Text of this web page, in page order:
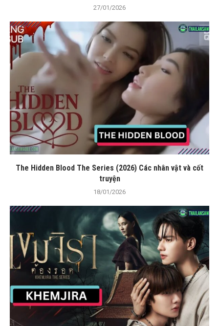
27/01/2026
The Hidden Blood The Series (2026) Các nhân vật và cốt
truyện
18/01/2026